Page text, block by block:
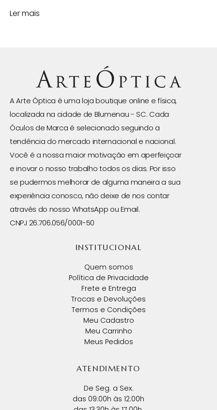
Ler mais
A Arte Óptica é uma loja boutique online e física,
localizada na cidade de Blumenau - SC. Cada
Óculos de Marca é selecionado seguindo a
tendência do mercado internacional e nacional.
Você é a nossa maior motivação em aperfeiçoar
e inovar o nosso trabalho todos os dias. Por isso
se pudermos melhorar de alguma maneira a sua
experiência conosco, não deixe de nos contar
através do nosso WhatsApp ou Email.
CNPJ 26.706.056/0001-50
INSTITUCIONAL
Quem somos
Política de Privacidade
Frete e Entrega
Trocas e Devoluções
Termos e Condições
Meu Cadastro
Meu Carrinho
Meus Pedidos
ATENDIMENTO
De Seg. a Sex.
das 09:00h às 12:00h